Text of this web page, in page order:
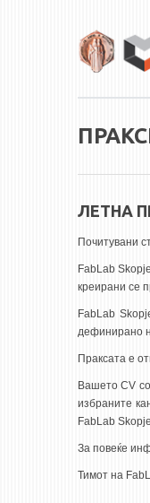
ЛЕТНА
Почитувани
FabLab
креирани се
FabLab
дефинирано
Праксата е
Вашето CV
избраните
FabLab
За повеќе
Тимот на